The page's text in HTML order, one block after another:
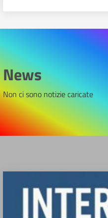
News
Non ci sono notizie caricate